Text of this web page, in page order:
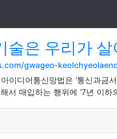
술은 우리가
gwageo-
이디어통신망법은 ‘통신과
서 매입하는 행위에 ‘7년 이